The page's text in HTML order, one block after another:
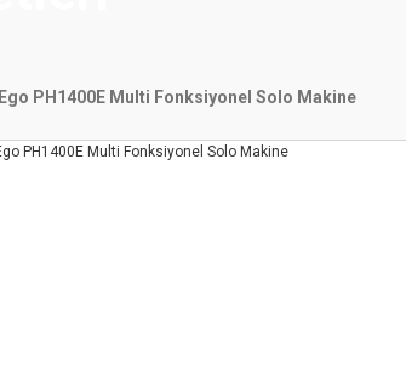
Ego PH1400E Multi Fonksiyonel Solo Makine